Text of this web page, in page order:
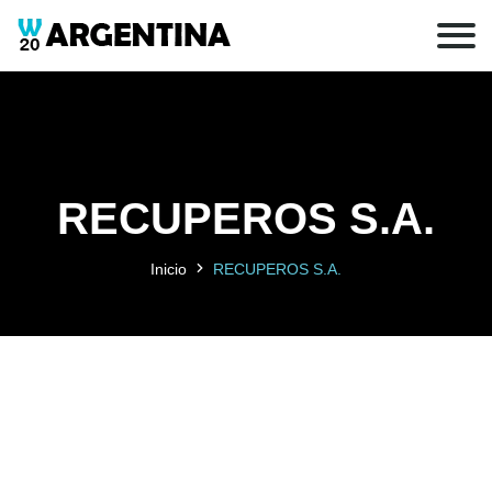
RECUPEROS S.A.
Inicio RECUPEROS S.A.